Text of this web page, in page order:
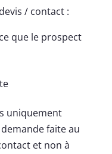
/ contact :
que le prospect
uniquement
faite au
et non à